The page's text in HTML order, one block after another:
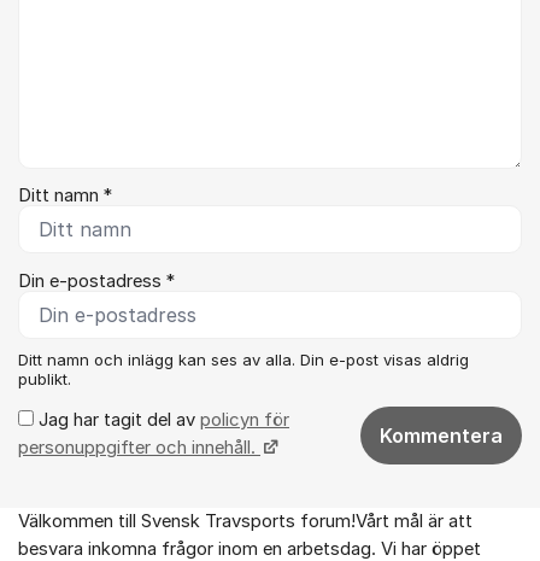
Ditt namn *
Din e-postadress *
Ditt namn och inlägg kan ses av alla. Din e-post visas aldrig
publikt.
Jag har tagit del av policyn för
personuppgifter och innehåll.
Kommentera
Om forumet
Välkommen till Svensk Travsports forum!Vårt mål är att
besvara inkomna frågor inom en arbetsdag. Vi har öppet